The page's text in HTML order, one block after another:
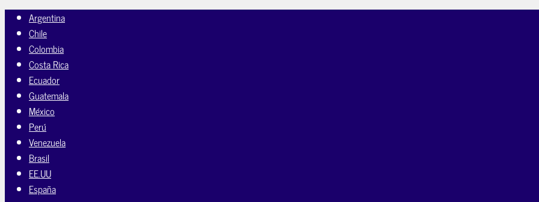
Argentina
Chile
Colombia
Costa Rica
Ecuador
Guatemala
México
Perú
Venezuela
Brasil
EE.UU
España